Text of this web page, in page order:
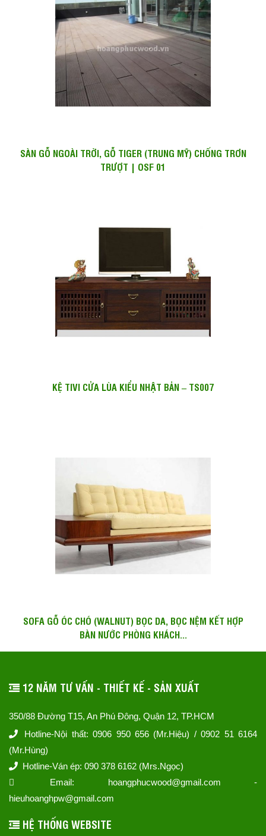
SÀN GỖ NGOÀI TRỜI, GỖ TIGER (TRUNG MỸ) CHỐNG TRƠN
TRƯỢT | OSF 01
KỆ TIVI CỬA LÙA KIỂU NHẬT BẢN – TS007
SOFA GỖ ÓC CHÓ (WALNUT) BỌC DA, BỌC NỆM KẾT HỢP
BÀN NƯỚC PHÒNG KHÁCH...
12 NĂM TƯ VẤN - THIẾT KẾ - SẢN XUẤT
350/88 Đường T15, An Phú Đông, Quận 12, TP.HCM
Hotline-Nội thất: 0906 950 656 (Mr.Hiệu) / 0902 51 6164
(Mr.Hùng)
Hotline-Ván ép: 090 378 6162 (Mrs.Ngọc)
Email: hoangphucwood@gmail.com -
hieuhoanghpw@gmail.com
HỆ THỐNG WEBSITE